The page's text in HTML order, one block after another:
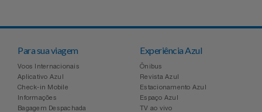
Para sua viagem
Voos Internacionais
Aplicativo Azul
Check-in Mobile
Informações
Bagagem Despachada
Experiência Azul
Ônibus
Revista Azul
Estacionamento Azul
Espaço Azul
TV ao vivo